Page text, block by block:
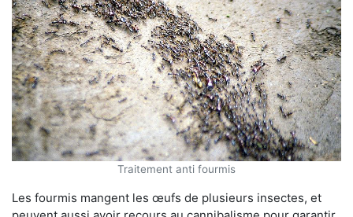
Traitement anti fourmis
Les fourmis mangent les œufs de plusieurs insectes, et